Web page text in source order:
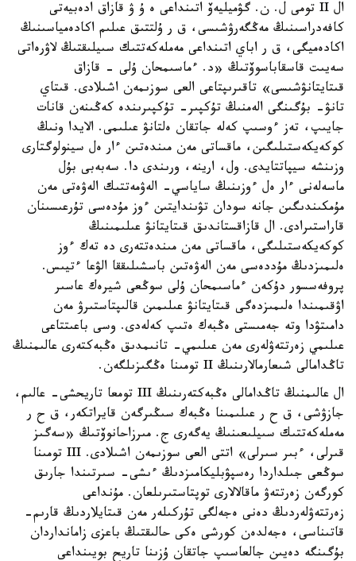
ال II تومى ل. ن. گۋميليەۆ اتىنداعى ە ۇ ۋ قازاق ادەبيەتى
كافەدراسىنىڭ مەڭگەرۋشىسى، ق ر ۇلتتىق عىلىم اكادەمياسىنىڭ
اكادەميگى، ق ر اباي اتىنداعى مەملەكەتتىك سىيلىقتىڭ لاۋرەاتى
سەيىت قاسقاباسوۆتىڭ «د. ءماسىمحان ۇلى - قازاق
قىتايتانۋشىسى» تاقىرىپتاعى العى سوزىمەن اشىلادى. قىتاي
تانۋ- بۇگىنگى الەمنىڭ تۇكپىر- تۇكپىرىندە كەڭىنەن قانات
جايىپ، تەز ءوسىپ كەلە جاتقان ەلتانۋ عىلىمى. الايدا ونىڭ
كوكەيكەستىلىگىن، ماقساتى مەن مىندەتىن ءار ەل سينولوگتارى
وزىنشە سيپاتتايدى. ول، ارينە، ورىندى دا. سەبەبى بۇل
ماسەلەنى ءار ەل ءوزىنىڭ ساياسي- الەۋمەتتىك الەۋەتى مەن
مۇمكىندىگىن جانە سودان تۋىندايتىن ءوز مۇدەسى تۇرعىسىنان
قاراستىرادى. ال قازاقستاندىق قىتايتانۋ عىلىمىنىڭ
كوكەيكەستىلىگى، ماقساتى مەن مىندەتتەرى دە تەك ءوز
ەلىمىزدىڭ مۇددەسى مەن الەۋەتىن باسشىلىققا الۋعا ءتيىس.
پروفەسسور دۇكەن ءماسىمحان ۇلى سوڭعى شيرەك عاسىر
اۋقىمىندا ەلىمىزدەگى قىتايتانۋ عىلىمىن قالىپتاستىرۋ مەن
دامىتۋدا وتە جەمىستى ەڭبەك ەتىپ كەلەدى. وسى باعىتتاعى
عىلىمي زەرتتەۋلەرى مەن عىلىمي- تانىمدىق ەڭبەكتەرى عالىمنىڭ
تاڭدامالى شىعارمالارىنىڭ II تومىنا ەڭگىزىلگەن.
ال عالىمنىڭ تاڭدامالى ەڭبەكتەرىنىڭ III تومعا تاريحشى- عالىم،
جازۋشى، ق ح ر عىلىمىنا ەڭبەك سىڭىرگەن قايراتكەر، ق ح ر
مەملەكەتتىك سىيلىعىنىڭ يەگەرى ج. مىرزاحانوۆتىڭ «سەگىز
قىرلى، ءبىر سىرلى» اتتى العى سوزىمەن اشىلادى. III تومىنا
سوڭعى جىلداردا رەسپۋبليكامىزدىڭ ءىشى- سىرتىندا جارىق
كورگەن زەرتتەۋ ماقالالارى توپتاستىرىلعان. مۇنداعى
زەرتتەۋلەردىڭ دەنى ەجەلگى تۇركىلەر مەن قىتايلاردىڭ قارىم-
قاتىناسى، ەجەلدەن كورشى ەكى حالىقتىڭ باعزى زامانداردان
بۇگىنگە دەيىن جالعاسىپ جاتقان ۇزىنا تاريح بويىنداعى